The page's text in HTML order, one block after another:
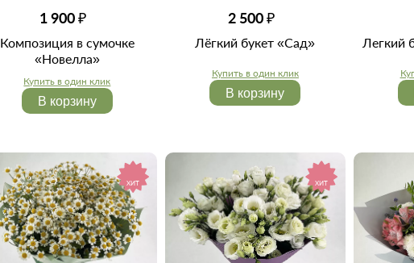
1 900 ₽
Композиция в сумочке
«Новелла»
Купить в один клик
В корзину
2 500 ₽
Лёгкий букет «Сад»
Купить в один клик
В корзину
Легкий
ХИТ ХИТ